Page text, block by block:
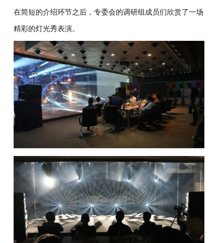
在简短的介绍环节之后，专委会的调研组成员们欣赏了一场
精彩的灯光秀表演。